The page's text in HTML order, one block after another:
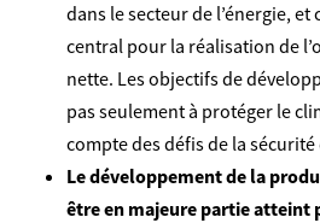
dans le secteur de l’énergie,
central pour la réalisation de
nette. Les objectifs de
pas seulement à protéger le
compte des défis de la
Le développement de la
être en majeure partie atteint